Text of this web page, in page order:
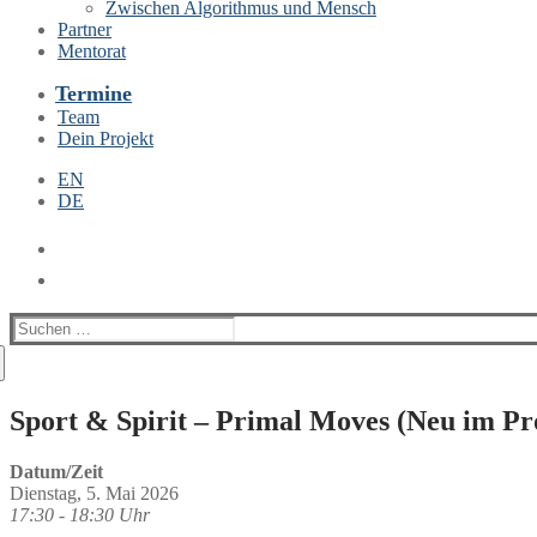
Zwischen Algorithmus und Mensch
Partner
Mentorat
Termine
Team
Dein Projekt
EN
DE
Suchen
nach:
Sport & Spirit – Primal Moves (Neu im
Datum/Zeit
Dienstag, 5. Mai 2026
17:30 - 18:30 Uhr